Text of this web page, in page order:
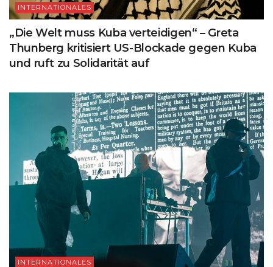
INTERNATIONALES
„Die Welt muss Kuba verteidigen“ – Greta
Thunberg kritisiert US-Blockade gegen Kuba
und ruft zu Solidarität auf
INTERNATIONALES